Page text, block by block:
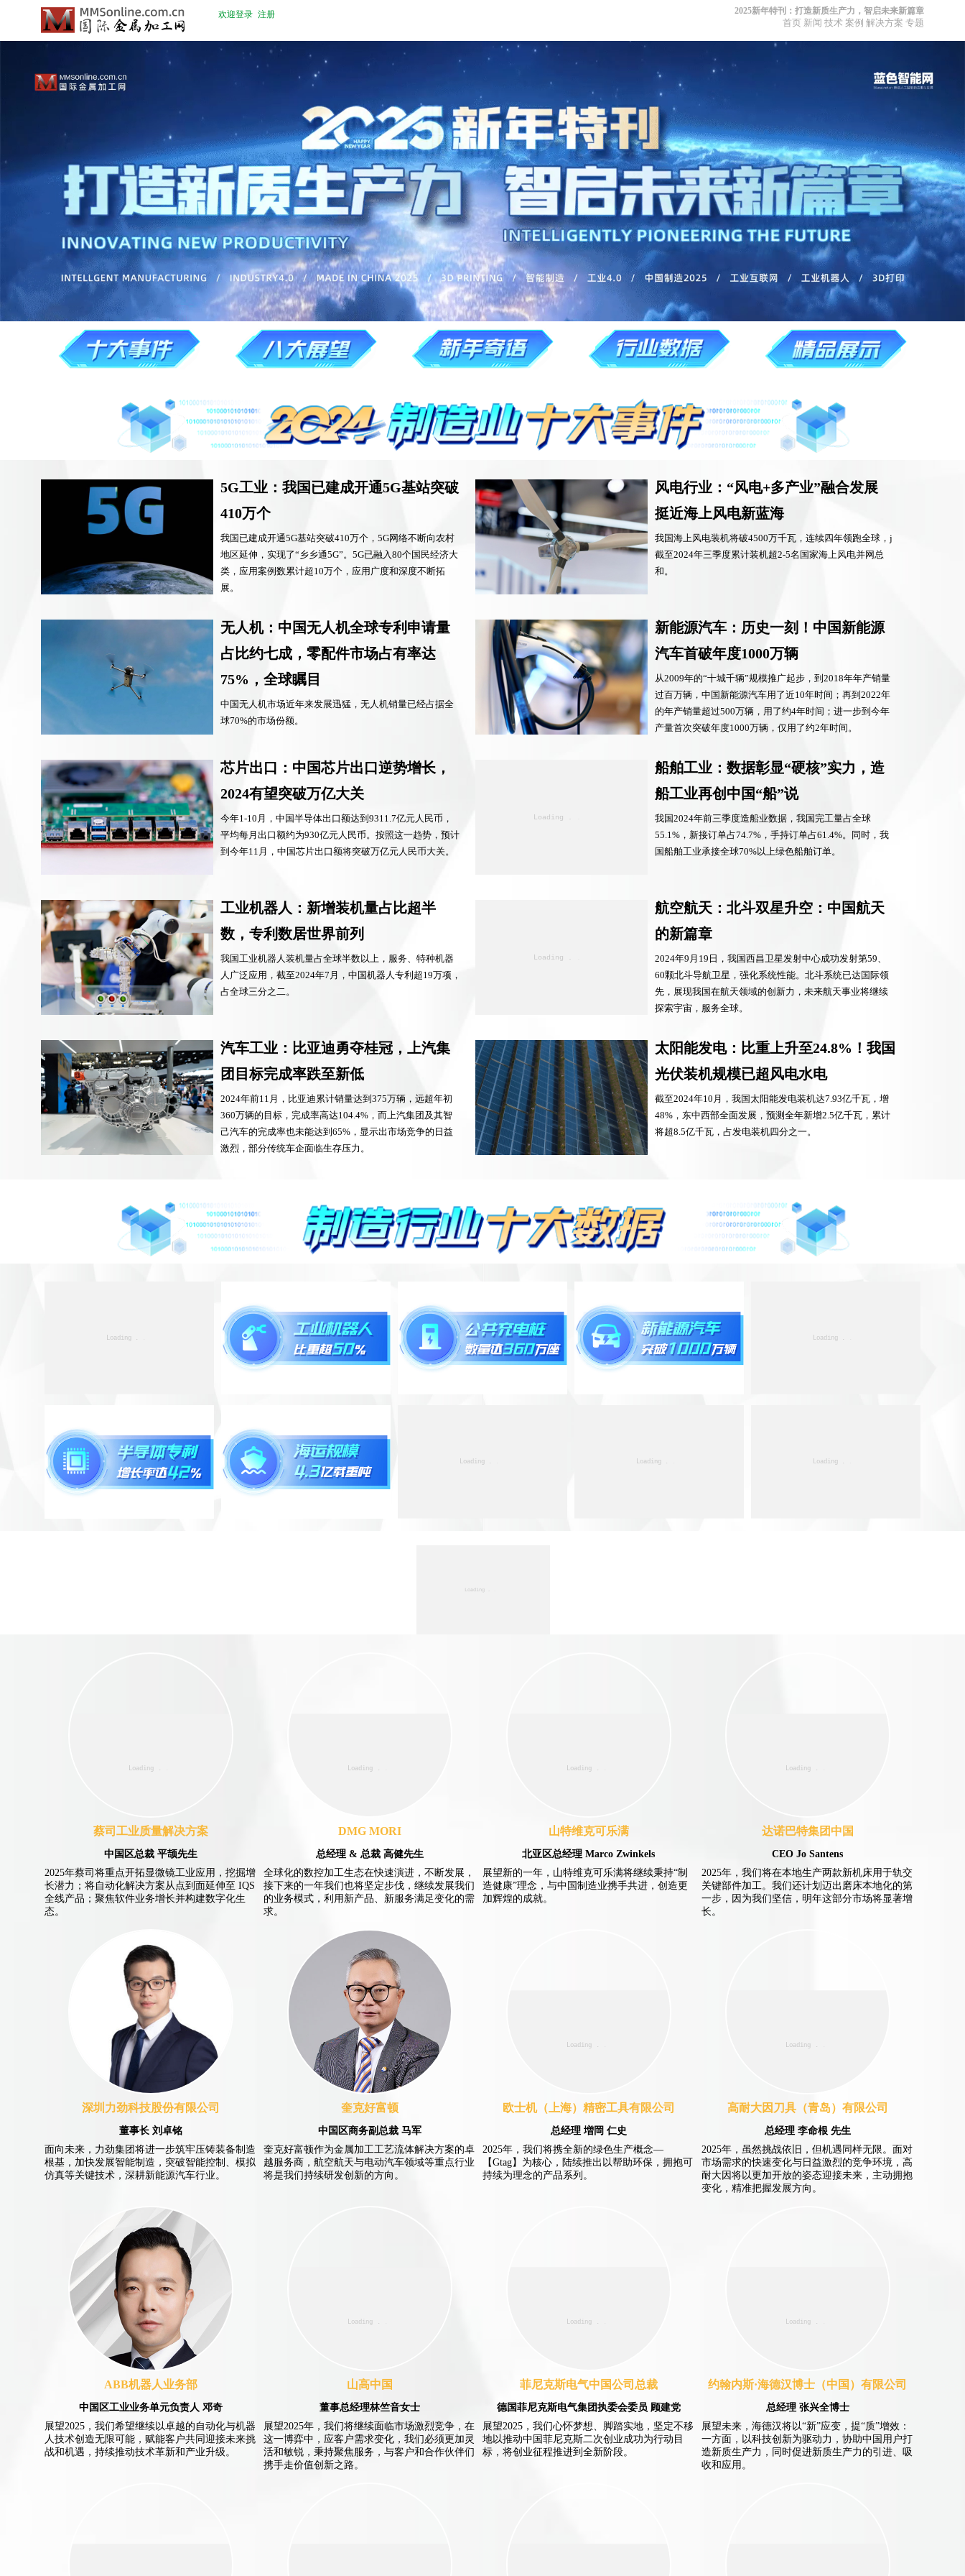
2025新年特刊：打造新质生产力，智启未来新篇章
欢迎登录 注册
首页 新闻 技术 案例 解决方案 专题
5G工业：我国已建成开通5G基站突破
410万个
我国已建成开通5G基站突破410万个，5G网络不断向农村
地区延伸，实现了“乡乡通5G”。5G已融入80个国民经济大
类，应用案例数累计超10万个，应用广度和深度不断拓
展。
风电行业：“风电+多产业”融合发展
挺近海上风电新蓝海
我国海上风电装机将破4500万千瓦，连续四年领跑全球，j
截至2024年三季度累计装机超2-5名国家海上风电并网总
和。
无人机：中国无人机全球专利申请量
占比约七成，零配件市场占有率达
75%，全球瞩目
中国无人机市场近年来发展迅猛，无人机销量已经占据全
球70%的市场份额。
新能源汽车：历史一刻！中国新能源
汽车首破年度1000万辆
从2009年的“十城千辆”规模推广起步，到2018年年产销量
过百万辆，中国新能源汽车用了近10年时间；再到2022年
的年产销量超过500万辆，用了约4年时间；进一步到今年
产量首次突破年度1000万辆，仅用了约2年时间。
芯片出口：中国芯片出口逆势增长，
2024有望突破万亿大关
今年1-10月，中国半导体出口额达到9311.7亿元人民币，
平均每月出口额约为930亿元人民币。按照这一趋势，预计
到今年11月，中国芯片出口额将突破万亿元人民币大关。
船舶工业：数据彰显“硬核”实力，造
船工业再创中国“船”说
我国2024年前三季度造船业数据，我国完工量占全球
55.1%，新接订单占74.7%，手持订单占61.4%。同时，我
国船舶工业承接全球70%以上绿色船舶订单。
工业机器人：新增装机量占比超半
数，专利数居世界前列
我国工业机器人装机量占全球半数以上，服务、特种机器
人广泛应用，截至2024年7月，中国机器人专利超19万项，
占全球三分之二。
航空航天：北斗双星升空：中国航天
的新篇章
2024年9月19日，我国西昌卫星发射中心成功发射第59、
60颗北斗导航卫星，强化系统性能。北斗系统已达国际领
先，展现我国在航天领域的创新力，未来航天事业将继续
探索宇宙，服务全球。
汽车工业：比亚迪勇夺桂冠，上汽集
团目标完成率跌至新低
2024年前11月，比亚迪累计销量达到375万辆，远超年初
360万辆的目标，完成率高达104.4%，而上汽集团及其智
己汽车的完成率也未能达到65%，显示出市场竞争的日益
激烈，部分传统车企面临生存压力。
太阳能发电：比重上升至24.8%！我国
光伏装机规模已超风电水电
截至2024年10月，我国太阳能发电装机达7.93亿千瓦，增
48%，东中西部全面发展，预测全年新增2.5亿千瓦，累计
将超8.5亿千瓦，占发电装机四分之一。
蔡司工业质量解决方案
中国区总裁 平颉先生
2025年蔡司将重点开拓显微镜工业应用，挖掘增
长潜力；将自动化解决方案从点到面延伸至 IQS
全线产品；聚焦软件业务增长并构建数字化生
态。
DMG MORI
总经理 & 总裁 高健先生
全球化的数控加工生态在快速演进，不断发展，
接下来的一年我们也将坚定步伐，继续发展我们
的业务模式，利用新产品、新服务满足变化的需
求。
山特维克可乐满
北亚区总经理 Marco Zwinkels
展望新的一年，山特维克可乐满将继续秉持“制
造健康”理念，与中国制造业携手共进，创造更
加辉煌的成就。
达诺巴特集团中国
CEO Jo Santens
2025年，我们将在本地生产两款新机床用于轨交
关键部件加工。我们还计划迈出磨床本地化的第
一步，因为我们坚信，明年这部分市场将显著增
长。
深圳力劲科技股份有限公司
董事长 刘卓铭
面向未来，力劲集团将进一步筑牢压铸装备制造
根基，加快发展智能制造，突破智能控制、模拟
仿真等关键技术，深耕新能源汽车行业。
奎克好富顿
中国区商务副总裁 马军
奎克好富顿作为金属加工工艺流体解决方案的卓
越服务商，航空航天与电动汽车领域等重点行业
将是我们持续研发创新的方向。
欧士机（上海）精密工具有限公司
总经理 増岡 仁史
2025年，我们将携全新的绿色生产概念—
【Gtag】为核心，陆续推出以帮助环保，拥抱可
持续为理念的产品系列。
高耐大因刀具（青岛）有限公司
总经理 李命根 先生
2025年，虽然挑战依旧，但机遇同样无限。面对
市场需求的快速变化与日益激烈的竞争环境，高
耐大因将以更加开放的姿态迎接未来，主动拥抱
变化，精准把握发展方向。
ABB机器人业务部
中国区工业业务单元负责人 邓奇
展望2025，我们希望继续以卓越的自动化与机器
人技术创造无限可能，赋能客户共同迎接未来挑
战和机遇，持续推动技术革新和产业升级。
山高中国
董事总经理林竺音女士
展望2025年，我们将继续面临市场激烈竞争，在
这一博弈中，应客户需求变化，我们必须更加灵
活和敏锐，秉持聚焦服务，与客户和合作伙伴们
携手走价值创新之路。
菲尼克斯电气中国公司总裁
德国菲尼克斯电气集团执委会委员 顾建党
展望2025，我们心怀梦想、脚踏实地，坚定不移
地以推动中国菲尼克斯二次创业成功为行动目
标，将创业征程推进到全新阶段。
约翰内斯·海德汉博士（中国）有限公司
总经理 张兴全博士
展望未来，海德汉将以“新”应变，提“质”增效：
一方面，以科技创新为驱动力，协助中国用户打
造新质生产力，同时促进新质生产力的引进、吸
收和应用。